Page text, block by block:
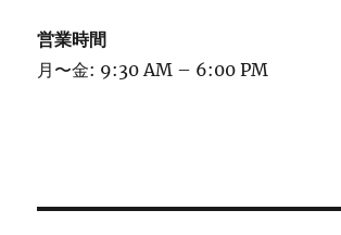
営業時間
月〜金: 9:30 AM – 6:00 PM